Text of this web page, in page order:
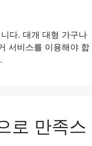
다. 대개 대형 가구나
서비스를 이용해야 합
로 만족스